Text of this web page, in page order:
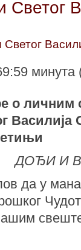
о личним
Василија
ДОЂИ И
да у